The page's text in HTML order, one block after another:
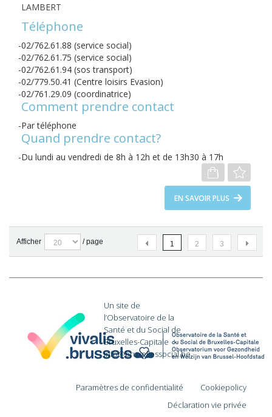
LAMBERT
Téléphone
02/762.61.88 (service social)
02/762.61.75 (service social)
02/762.61.94 (sos transport)
02/779.50.41 (Centre loisirs Evasion)
02/761.29.09 (coordinatrice)
Comment prendre contact
Par téléphone
Quand prendre contact?
Du lundi au vendredi de 8h à 12h et de 13h30 à 17h
EN SAVOIR PLUS
1 (CURRENT)
2 (CURRENT)
3 (CURRENT)
Afficher /page
Un site de
l’Observatoire de la
Santé et du Social de
Bruxelles-Capitale ·
info@bruxellessocial.be
Paramètres de confidentialité
Cookiepolicy
Déclaration vie privée